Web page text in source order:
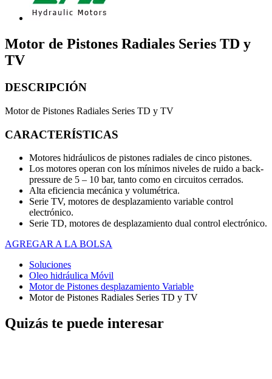
Motor de Pistones Radiales Series TD y
TV
DESCRIPCIÓN
Motor de Pistones Radiales Series TD y TV
CARACTERÍSTICAS
Motores hidráulicos de pistones radiales de cinco pistones.
Los motores operan con los mínimos niveles de ruido a back-
pressure de 5 – 10 bar, tanto como en circuitos cerrados.
Alta eficiencia mecánica y volumétrica.
Serie TV, motores de desplazamiento variable control
electrónico.
Serie TD, motores de desplazamiento dual control electrónico.
AGREGAR A LA BOLSA
Soluciones
Oleo hidráulica Móvil
Motor de Pistones desplazamiento Variable
Motor de Pistones Radiales Series TD y TV
Quizás te puede interesar